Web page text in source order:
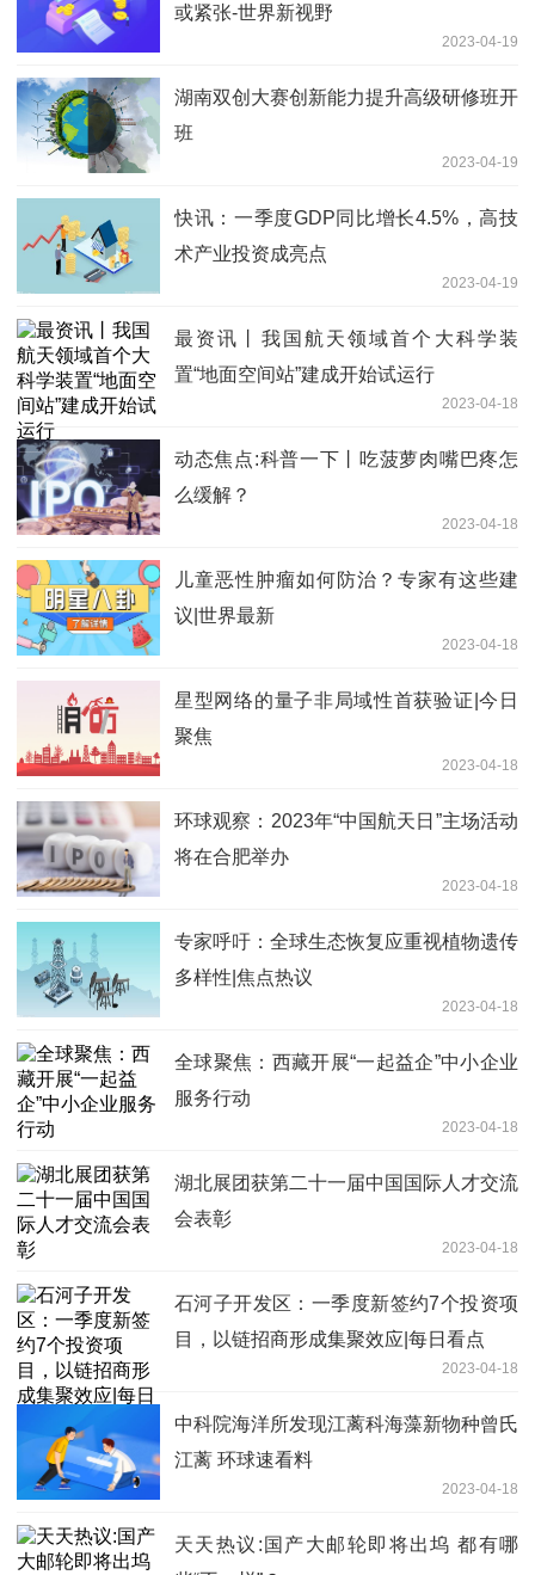
或紧张-世界新视野
2023-04-19
湖南双创大赛创新能力提升高级研修班开
班
2023-04-19
快讯：一季度GDP同比增长4.5%，高技
术产业投资成亮点
2023-04-19
最资讯丨我国航天领域首个大科学装
置“地面空间站”建成开始试运行
2023-04-18
动态焦点:科普一下丨吃菠萝肉嘴巴疼怎
么缓解？
2023-04-18
儿童恶性肿瘤如何防治？专家有这些建
议|世界最新
2023-04-18
星型网络的量子非局域性首获验证|今日
聚焦
2023-04-18
环球观察：2023年“中国航天日”主场活动
将在合肥举办
2023-04-18
专家呼吁：全球生态恢复应重视植物遗传
多样性|焦点热议
2023-04-18
全球聚焦：西藏开展“一起益企”中小企业
服务行动
2023-04-18
湖北展团获第二十一届中国国际人才交流
会表彰
2023-04-18
石河子开发区：一季度新签约7个投资项
目，以链招商形成集聚效应|每日看点
2023-04-18
中科院海洋所发现江蓠科海藻新物种曾氏
江蓠 环球速看料
2023-04-18
天天热议:国产大邮轮即将出坞 都有哪